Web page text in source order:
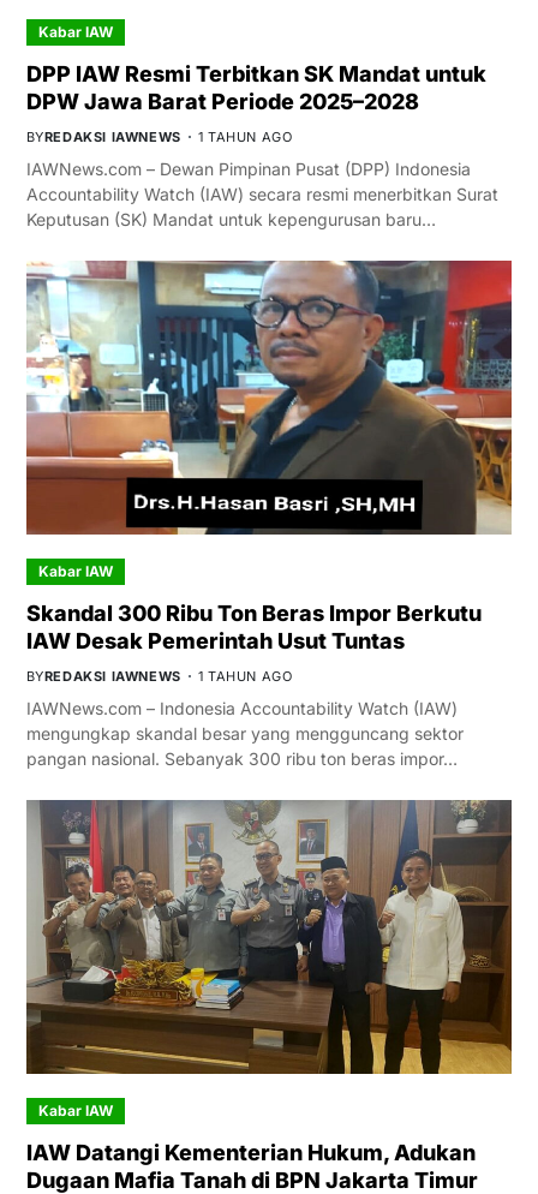
Kabar IAW
DPP IAW Resmi Terbitkan SK Mandat untuk
DPW Jawa Barat Periode 2025–2028
BYREDAKSI IAWNEWS 1 TAHUN AGO
IAWNews.com – Dewan Pimpinan Pusat (DPP) Indonesia
Accountability Watch (IAW) secara resmi menerbitkan Surat
Keputusan (SK) Mandat untuk kepengurusan baru…
Kabar IAW
Skandal 300 Ribu Ton Beras Impor Berkutu
IAW Desak Pemerintah Usut Tuntas
BYREDAKSI IAWNEWS 1 TAHUN AGO
IAWNews.com – Indonesia Accountability Watch (IAW)
mengungkap skandal besar yang mengguncang sektor
pangan nasional. Sebanyak 300 ribu ton beras impor…
Kabar IAW
IAW Datangi Kementerian Hukum, Adukan
Dugaan Mafia Tanah di BPN Jakarta Timur